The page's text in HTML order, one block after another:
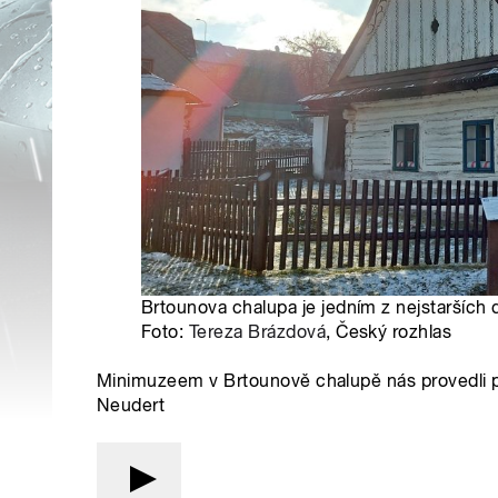
Brtounova chalupa je jedním z
Foto: Tereza Brázdová, Český rozhlas
Minimuzeem v Brtounově chalupě nás provedli
Neudert